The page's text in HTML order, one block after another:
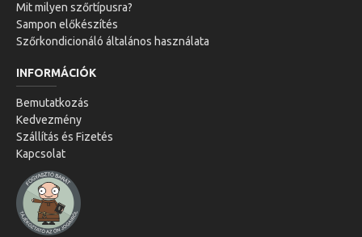
Mit milyen szőrtípusra?
Sampon előkészítés
Szőrkondicionáló általános használata
INFORMÁCIÓK
Bemutatkozás
Kedvezmény
Szállítás és Fizetés
Kapcsolat